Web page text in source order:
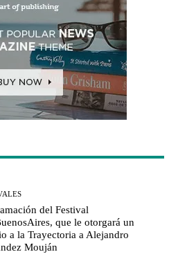
del Festival
que le otorgará un
a la Trayectoria a Alejandro
Mouján